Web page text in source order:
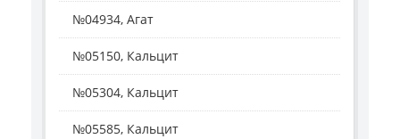
№04934, Агат
№05150, Кальцит
№05304, Кальцит
№05585, Кальцит